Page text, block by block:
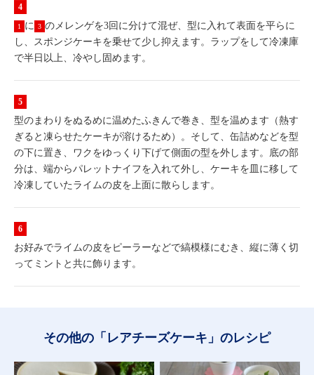
1 に 3 のメレンゲを3回に分けて混ぜ、型に入れて表面を平らに
し、スポンジケーキを乗せて少し抑えます。ラップをして冷凍庫
で半日以上、冷やし固めます。
型のまわりをぬるめに温めたふきんで巻き、型を温めます（熱す
ぎると凍らせたケーキが溶けるため）。そして、缶詰めなどを型
の下に置き、ワクをゆっくり下げて側面の型を外します。底の部
分は、端からパレットナイフを入れて外し、ケーキを皿に移して
冷凍していたライムの皮を上面に散らします。
お好みでライムの皮をピーラーなどで縞模様にむき、縦に薄く切
ってミントと共に飾ります。
その他の「レアチーズケーキ」のレシピ